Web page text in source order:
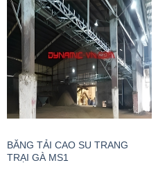
BĂNG TẢI CAO SU TRANG
TRẠI GÀ MS1